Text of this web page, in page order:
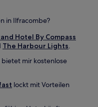
in Ilfracombe?
Hotel By Compass
The Harbour Lights.
mir kostenlose
lockt mit Vorteilen